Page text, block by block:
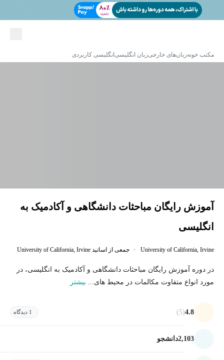
مکتب خونهزبان‌های خارجیزبان انگلیسی انگلیسی کاربردی
آموزش رایگان مباحثات دانشگاهی و آکادمیک به
انگلیسی
University of California, Irvine جمعی از اساتید University of California, Irvine
در دوره آموزش رایگان مباحثات دانشگاهی و آکادمیک به انگلیسی، در
مورد انواع متفاوت مکالمات در محیط های... بیشتر
4.8
(5) 1 دیدگاه
2,103دانشجو